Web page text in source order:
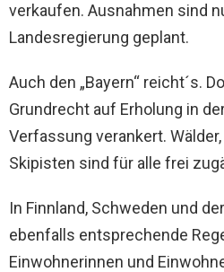
verkaufen. Ausnahmen sind
Landesregierung geplant.
Auch den „Bayern“ reicht´s.
Grundrecht auf Erholung in
Verfassung verankert.
Skipisten sind für alle frei
In Finnland, Schweden und
ebenfalls entsprechende
Einwohnerinnen und